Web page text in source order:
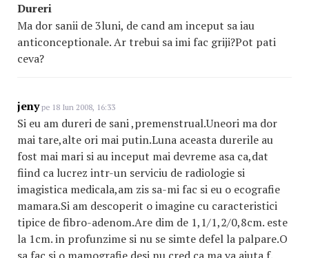
Dureri
Ma dor sanii de 3luni, de cand am inceput sa iau
anticonceptionale. Ar trebui sa imi fac griji?Pot pati
ceva?
jenype 18 Iun 2008, 16:33
Si eu am dureri de sani ,premenstrual.Uneori ma dor
mai tare,alte ori mai putin.Luna aceasta durerile au
fost mai mari si au inceput mai devreme asa ca,dat
fiind ca lucrez intr-un serviciu de radiologie si
imagistica medicala,am zis sa-mi fac si eu o ecografie
mamara.Si am descoperit o imagine cu caracteristici
tipice de fibro-adenom.Are dim de 1,1/1,2/0,8cm. este
la 1cm. in profunzime si nu se simte defel la palpare.O